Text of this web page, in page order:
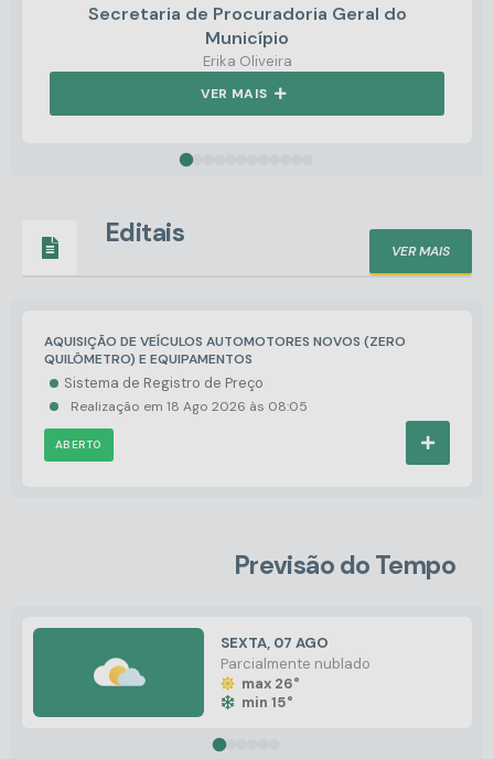
Secretaria de Procuradoria Geral do
Município
Erika Oliveira
VER MAIS
Editais
VER MAIS
Sistema de Registro de Preço
AQUISIÇÃO DE VEÍCULOS AUTOMOTORES NOVOS (ZERO
QUILÔMETRO) E EQUIPAMENTOS
ABERTO
Realização em 18 Ago 2026 08:05
Previsão do Tempo
SEXTA 07 AGO
Parcialmente nublado
max 26°
min 15°